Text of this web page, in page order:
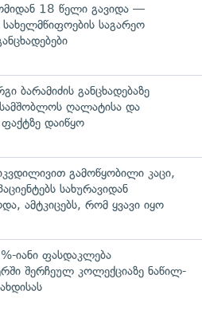
18 წელი გავიდა —
საგარეო
ბარამიძის განცხადებაზე
სამშობლოს ღალატისა და
დაიწყო
გამოწყობილი კაცი,
სახურავიდან
ამტკიცებს, რომ ყვავი იყო
იანი ფასდაკლება
შერჩეულ კოლექციაზე ნაწილ-